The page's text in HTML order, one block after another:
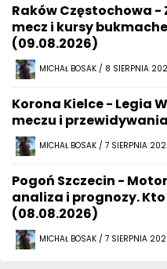
Raków Częstochowa -
mecz i kursy
(09.08.2026)
MICHAŁ BOSAK / 8 SIERPNIA
Korona Kielce - Legia
meczu i
MICHAŁ BOSAK / 7 SIERPNIA
Pogoń Szczecin -
analiza i prognozy.
(08.08.2026)
MICHAŁ BOSAK / 7 SIERPNIA